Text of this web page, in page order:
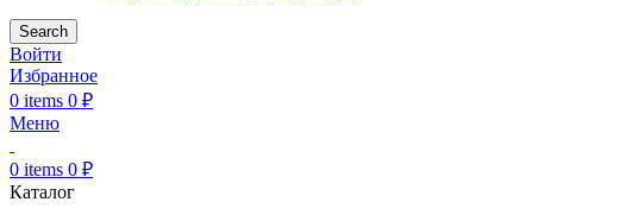
Search
Войти
Избранное
0 items 0 ₽
Меню
0 items 0 ₽
Каталог